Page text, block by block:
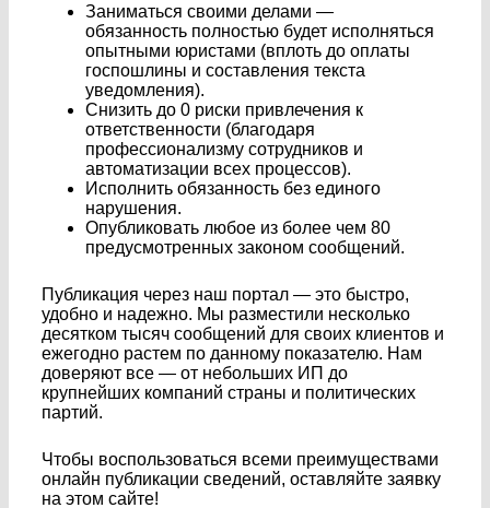
Заниматься своими делами —
обязанность полностью будет исполняться
опытными юристами (вплоть до оплаты
госпошлины и составления текста
уведомления).
Снизить до 0 риски привлечения к
ответственности (благодаря
профессионализму сотрудников и
автоматизации всех процессов).
Исполнить обязанность без единого
нарушения.
Опубликовать любое из более чем 80
предусмотренных законом сообщений.
Публикация через наш портал — это быстро,
удобно и надежно. Мы разместили несколько
десятком тысяч сообщений для своих клиентов и
ежегодно растем по данному показателю. Нам
доверяют все — от небольших ИП до
крупнейших компаний страны и политических
партий.
Чтобы воспользоваться всеми преимуществами
онлайн публикации сведений, оставляйте заявку
на этом сайте!